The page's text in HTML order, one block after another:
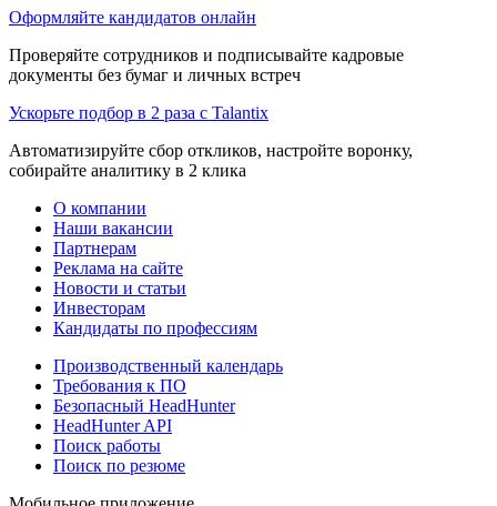
Оформляйте кандидатов онлайн
Проверяйте сотрудников и подписывайте кадровые
документы без бумаг и личных встреч
Ускорьте подбор в 2 раза с Talantix
Автоматизируйте сбор откликов, настройте воронку,
собирайте аналитику в 2 клика
О компании
Наши вакансии
Партнерам
Реклама на сайте
Новости и статьи
Инвесторам
Кандидаты по профессиям
Производственный календарь
Требования к ПО
Безопасный HeadHunter
HeadHunter API
Поиск работы
Поиск по резюме